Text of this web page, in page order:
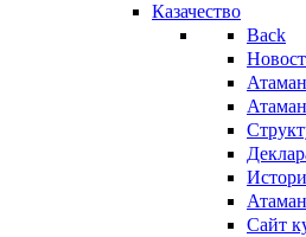
Казачество
Back
Cайт